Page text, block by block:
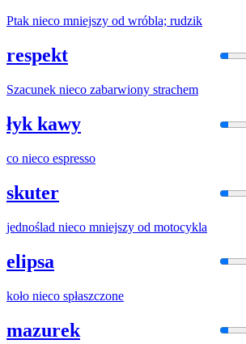
Ptak nieco mniejszy od wróbla; rudzik
respekt
Szacunek nieco zabarwiony strachem
łyk kawy
co nieco espresso
skuter
jednoślad nieco mniejszy od motocykla
elipsa
koło nieco spłaszczone
mazurek